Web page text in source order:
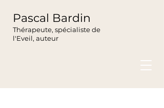
Pascal Bardin
Thérapeute, spécialiste de
l'Eveil, auteur